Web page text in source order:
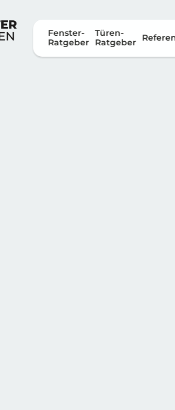
Fenster-
Ratgeber
Türen-
Ratgeber